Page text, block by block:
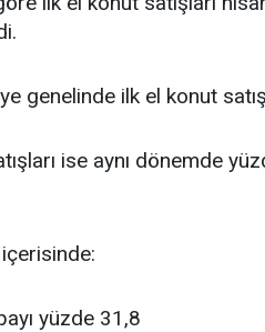
genelinde ilk el konut
ise aynı dönemde
yüzde 31,8